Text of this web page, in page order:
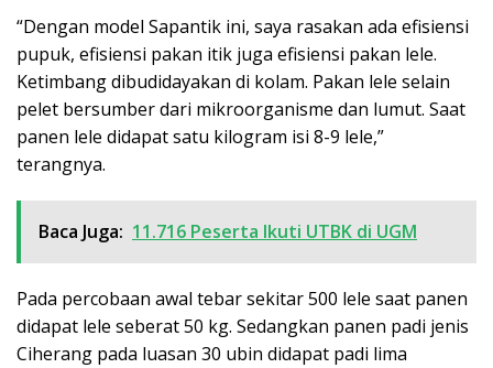
“Dengan model Sapantik ini, saya rasakan ada efisiensi
pupuk, efisiensi pakan itik juga efisiensi pakan lele.
Ketimbang dibudidayakan di kolam. Pakan lele selain
pelet bersumber dari mikroorganisme dan lumut. Saat
panen lele didapat satu kilogram isi 8-9 lele,”
terangnya.
Baca Juga: 11.716 Peserta Ikuti UTBK di UGM
Pada percobaan awal tebar sekitar 500 lele saat panen
didapat lele seberat 50 kg. Sedangkan panen padi jenis
Ciherang pada luasan 30 ubin didapat padi lima